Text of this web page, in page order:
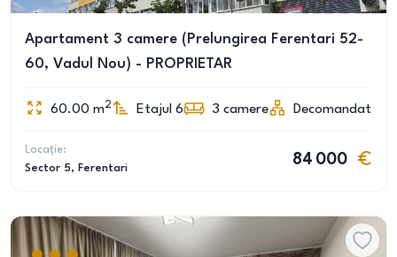
Apartament 3 camere (Prelungirea Ferentari 52-
60, Vadul Nou) - PROPRIETAR
60.00 m2 Etajul 6 3 camere Decomandat
Locație:
Sector 5, Ferentari
84 000